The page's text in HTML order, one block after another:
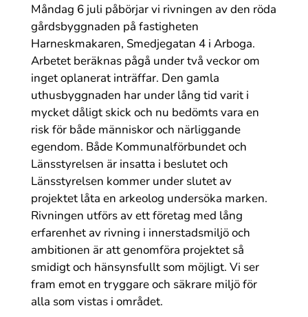
Måndag 6 juli påbörjar vi rivningen av den röda
gårdsbyggnaden på fastigheten
Harneskmakaren, Smedjegatan 4 i Arboga.
Arbetet beräknas pågå under två veckor om
inget oplanerat inträffar. Den gamla
uthusbyggnaden har under lång tid varit i
mycket dåligt skick och nu bedömts vara en
risk för både människor och närliggande
egendom. Både Kommunalförbundet och
Länsstyrelsen är insatta i beslutet och
Länsstyrelsen kommer under slutet av
projektet låta en arkeolog undersöka marken.
Rivningen utförs av ett företag med lång
erfarenhet av rivning i innerstadsmiljö och
ambitionen är att genomföra projektet så
smidigt och hänsynsfullt som möjligt. Vi ser
fram emot en tryggare och säkrare miljö för
alla som vistas i området.